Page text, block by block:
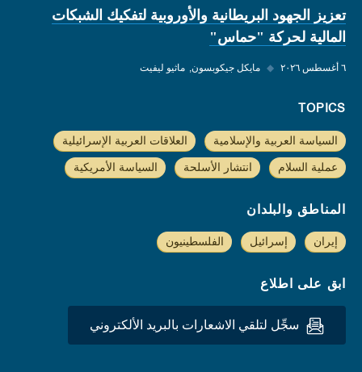
تعزيز الجهود البريطانية والأوروبية لتفكيك الشبكات
المالية لحركة "حماس"
٦ أغسطس ٢٠٢٦ ◆ مايكل جيكوبسون ماثيو ليفيت
TOPICS
السياسة العربية والإسلامية العلاقات العربية الإسرائيلية
عملية السلام انتشار الأسلحة السياسة الأمريكية
المناطق والبلدان
إيران إسرائيل الفلسطينيون
ابق على اطلاع
سجِّل لتلقي الاشعارات بالبريد الألكتروني